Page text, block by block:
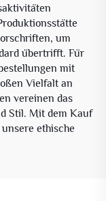
um
übertrifft. Für
mit
Vielfalt an
vereinen das
Stil. Mit dem Kauf
ethische